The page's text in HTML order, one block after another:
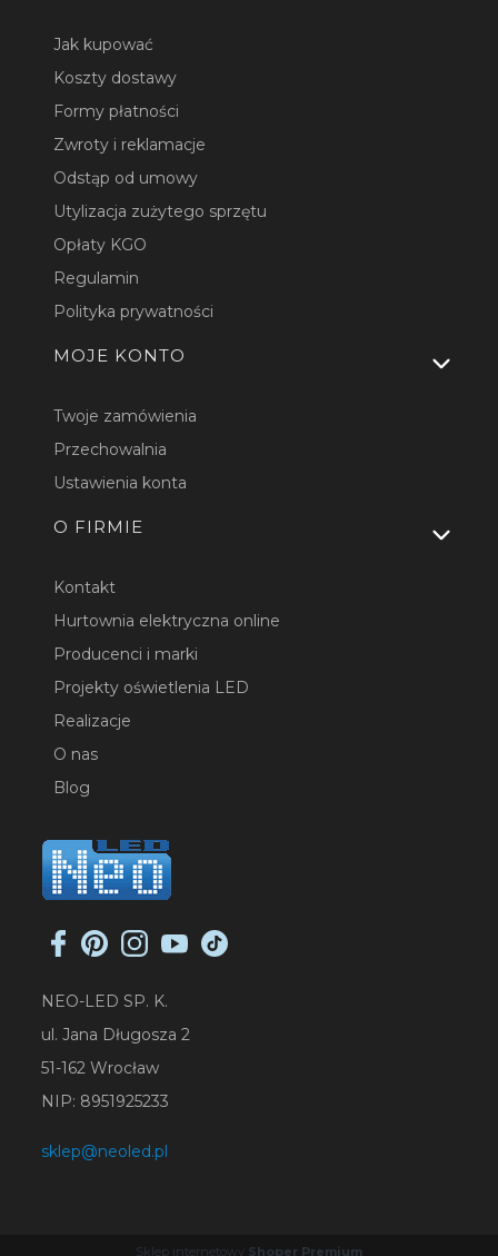
Jak kupować
Koszty dostawy
Formy płatności
Zwroty i reklamacje
Odstąp od umowy
Utylizacja zużytego sprzętu
Opłaty KGO
Regulamin
Polityka prywatności
MOJE KONTO
Twoje zamówienia
Przechowalnia
Ustawienia konta
O FIRMIE
Kontakt
Hurtownia elektryczna online
Producenci i marki
Projekty oświetlenia LED
Realizacje
O nas
Blog
NEO-LED SP. K.
ul. Jana Długosza 2
51-162 Wrocław
NIP: 8951925233
sklep@neoled.pl
Sklep internetowy Shoper Premium